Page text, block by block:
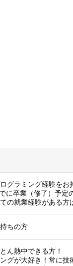
グラミング経験をお
に卒業（修了）予定
の就業経験がある方
ちの方
ん熱中できる方！
ングが大好き！常に